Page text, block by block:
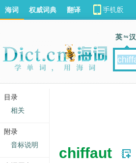
chiffaut
海词 权威词典 翻译
英 汉
目录
相关
附录
音标说明